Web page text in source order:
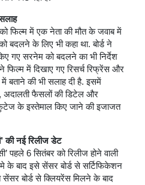
फिल्म में एक नेता की मौत के जवाब में
बदलने के लिए भी कहा था. बोर्ड ने
गए सरनेम को बदलने का भी निर्देश
फिल्म में दिखाए गए रिसर्च रिफ्रेंस और
बताने की भी सलाह दी है. इसमें
अदालती फैसलों की डिटेल और
के इस्तेमाल किए जाने की इजाजत
की नई रिलीज डेट
पहले 6 सितंबर को रिलीज होने वाली
के बाद इसे सेंसर बोर्ड से सर्टिफिकेशन
बोर्ड से क्लियरेंस मिलने के बाद